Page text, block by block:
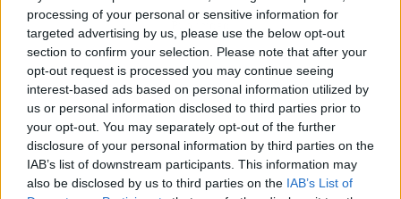
processing of your personal or sensitive information for
targeted advertising by us, please use the below opt-out
section to confirm your selection. Please note that after your
opt-out request is processed you may continue seeing
interest-based ads based on personal information utilized by
us or personal information disclosed to third parties prior to
your opt-out. You may separately opt-out of the further
disclosure of your personal information by third parties on the
IAB’s list of downstream participants. This information may
also be disclosed by us to third parties on the IAB’s List of
Publicidad